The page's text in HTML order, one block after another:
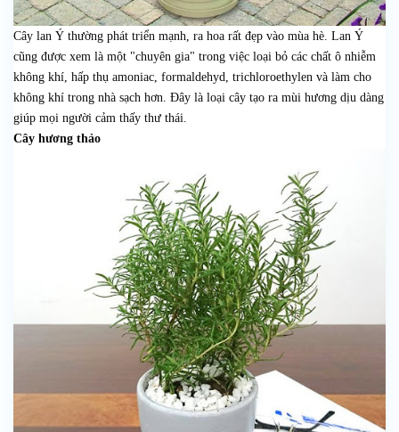
Cây lan Ý thường phát triển mạnh, ra hoa rất đẹp vào mùa hè. Lan Ý
cũng được xem là một "chuyên gia" trong việc loại bỏ các chất ô nhiễm
không khí, hấp thụ amoniac, formaldehyd, trichloroethylen và làm cho
không khí trong nhà sạch hơn. Đây là loại cây tạo ra mùi hương dịu dàng
giúp mọi người cảm thấy thư thái.
Cây hương thảo